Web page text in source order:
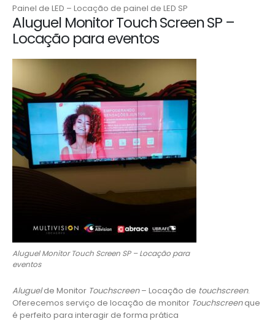
Painel de LED – Locação de painel de LED SP
Aluguel Monitor Touch Screen SP –
Locação para eventos
Aluguel Monitor Touch Screen SP – Locação para
eventos
Aluguelde Monitor Touchscreen– Locação de touchscreen.
Oferecemos serviço de locação de monitor Touchscreenque
é perfeito para interagir de forma prática